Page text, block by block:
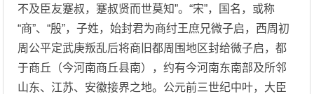
不及臣友蹇叔，蹇叔贤而世莫知”。“宋”，国名，或称
“商”、“殷”，子姓，始封君为商纣王庶兄微子启，西周初
周公平定武庚叛乱后将商旧都周围地区封给微子启，都
于商丘（今河南商丘县南），约有今河南东南部及所邻
山东、江苏、安徽接界之地。公元前三世纪中叶，大臣